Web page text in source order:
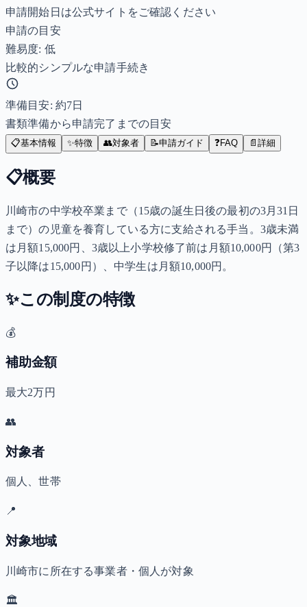
申請開始日は公式サイトをご確認ください
申請の目安
難易度: 低
比較的シンプルな申請手続き
準備目安: 約7日
書類準備から申請完了までの目安
📋基本情報 ✨特徴 👥対象者 📝申請ガイド ❓FAQ 📄 詳細
📋概要
川崎市の中学校卒業まで（15歳の誕生日後の最初の3月31日
まで）の児童を養育している方に支給される手当。3歳未満
は月額15,000円、3歳以上小学校修了前は月額10,000円（第3
子以降は15,000円）、中学生は月額10,000円。
✨この制度の特徴
💰
補助金額
最大2万円
👥
対象者
個人、世帯
📍
対象地域
川崎市に所在する事業者・個人が対象
🏛️